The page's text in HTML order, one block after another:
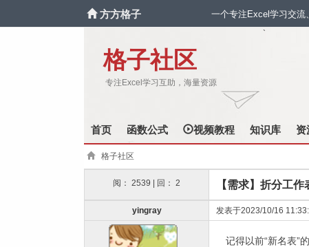
方方格子 一个专注Excel学习交流
格子社区
专注Excel学习互助，海量资源
`
首页 函数公式 视频教程 知识库 资
格子社区
阅： 2539 | 回： 2 【需求】折分工
yingray 发表于2023/10/16
记得以前“新名表”